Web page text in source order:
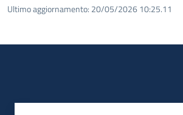
Ultimo aggiornamento: 20/05/2026 10:25.11